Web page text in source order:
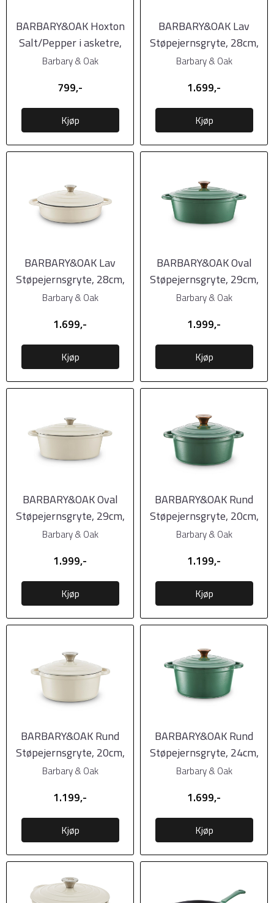
BARBARY&OAK Hoxton
Salt/Pepper i asketre,
keramisk kvern, ...
Barbary & Oak
799,-
Kjøp
BARBARY&OAK Lav
Støpejernsgryte, 28cm,
Grønn
Barbary & Oak
1.699,-
Kjøp
BARBARY&OAK Lav
Støpejernsgryte, 28cm,
Kremhvit
Barbary & Oak
1.699,-
Kjøp
BARBARY&OAK Oval
Støpejernsgryte, 29cm,
Grønn, 3 liter
Barbary & Oak
1.999,-
Kjøp
BARBARY&OAK Oval
Støpejernsgryte, 29cm,
Kremhvit, 3 liter
Barbary & Oak
1.999,-
Kjøp
BARBARY&OAK Rund
Støpejernsgryte, 20cm,
Grønn, 2 liter
Barbary & Oak
1.199,-
Kjøp
BARBARY&OAK Rund
Støpejernsgryte, 20cm,
Kremhvit, 2 liter
Barbary & Oak
1.199,-
Kjøp
BARBARY&OAK Rund
Støpejernsgryte, 24cm,
Grønn, 4 liter
Barbary & Oak
1.699,-
Kjøp